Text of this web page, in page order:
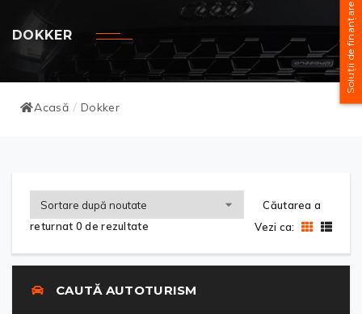
DOKKER
Acasă / Dokker
Căutarea a
returnat 0 de rezultate
Vezi ca:
CAUTĂ AUTOTURISM
Soluții de finanțare